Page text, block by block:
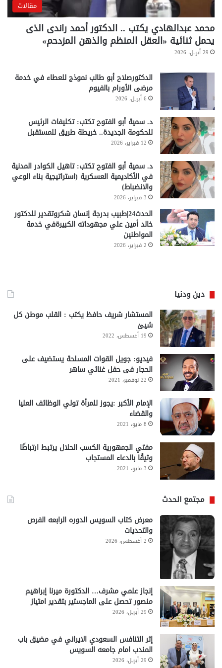
مقالات
محمد عبدالهادي يكتب .. الدكتور أحمد راندى الذى
يحمل ثنائية «العقل المنظم والذهن المزدحم»
29 أبريل، 2026
الدكتورصلاح أبو طالب نموذج للعطاء في خدمة
مرضى الأورام بالفيوم
6 أبريل، 2026
د. سمية أبو الفتوح تكتب: تكليفات الرئيس
للحكومة الجديدة.. خريطة طريق للمستقبل
12 فبراير، 2026
د. سمية أبو الفتوح تكتب: تاهيل الكوادر المدنية
في الأكاديمية العسكرية (استراتيجية بناء الوعي
والانضباط)
3 فبراير، 2026
الحدث24|طبيب بدرجة إنسان شكروتقدير للدكتور
خالد أمين علي مجهوداته الكبيرةفي خدمة
المواطنين
2 فبراير، 2026
دين ودنيا
المستشار شريف حافظ يكتب : القلب موطن كل
شيئ
19 أغسطس، 2022
فيديو: جويل القوات المسلحة يستضيف على
الحجار فى حفل غنائي ساهر
22 نوفمبر، 2021
الإمام الأكبر :يجوز للمرأة تولي الوظائف العليا
والقضاء
8 مايو، 2021
مفتي الجمهورية الكسب الحلال يرتبط ارتباطًا
وثيقًا بالدعاء المستجاب
3 مايو، 2021
مجتمع الحدث
معرض كتاب السويس الدوره الرابعه الفرص
والتحديات
2 أغسطس، 2026
إنجاز علمي مشرف… الدكتورة ميرنا إبراهيم
منصور تحصل على الماجستير بتقدير امتياز
29 أبريل، 2026
إثر التنافس السعودي الايراني في مضيق باب
المندب امام جامعه السويس
29 أبريل، 2026